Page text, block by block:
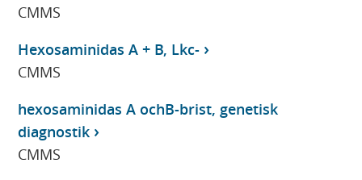
CMMS
Hexosaminidas A + B, Lkc-
CMMS
hexosaminidas A ochB-brist, genetisk
diagnostik
CMMS